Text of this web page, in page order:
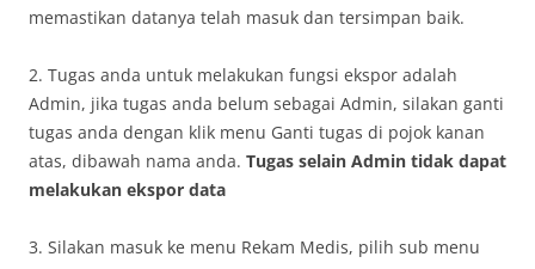
memastikan datanya telah masuk dan tersimpan baik.
2. Tugas anda untuk melakukan fungsi ekspor adalah
Admin, jika tugas anda belum sebagai Admin, silakan ganti
tugas anda dengan klik menu Ganti tugas di pojok kanan
atas, dibawah nama anda. Tugas selain Admin tidak dapat
melakukan ekspor data
3. Silakan masuk ke menu Rekam Medis, pilih sub menu